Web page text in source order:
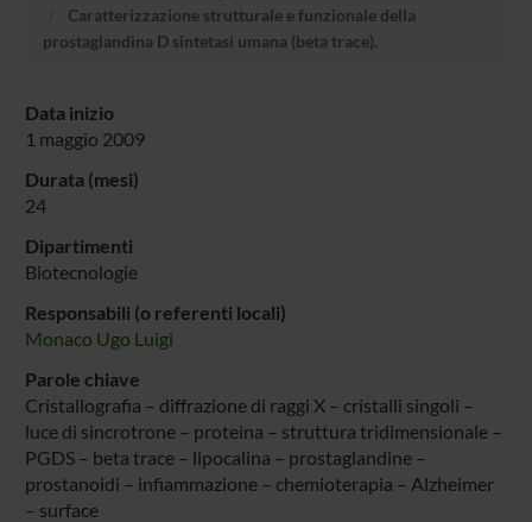
Caratterizzazione strutturale e funzionale della
prostaglandina D sintetasi umana (beta trace).
Data inizio
1 maggio 2009
Durata (mesi)
24
Dipartimenti
Biotecnologie
Responsabili (o referenti locali)
Monaco Ugo Luigi
Parole chiave
Cristallografia – diffrazione di raggi X – cristalli singoli –
luce di sincrotrone – proteina – struttura tridimensionale –
PGDS – beta trace – lipocalina – prostaglandine –
prostanoidi – infiammazione – chemioterapia – Alzheimer
– surface